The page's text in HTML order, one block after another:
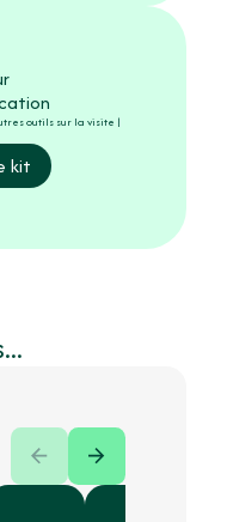
outils sur la visite |
kit